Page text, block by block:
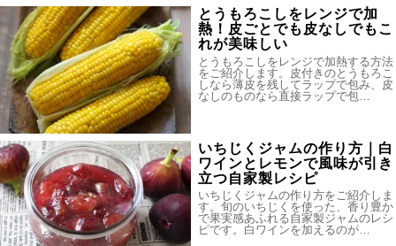
とうもろこしをレンジで加
熱！皮ごとでも皮なしでもこ
れが美味しい
とうもろこしをレンジで加熱する方法
をご紹介します。皮付きのとうもろこ
しなら薄皮を残してラップで包み、皮
なしのものなら直接ラップで包…
いちじくジャムの作り方｜白
ワインとレモンで風味が引き
立つ自家製レシピ
いちじくジャムの作り方をご紹介しま
す。旬のいちじくを使った、香り豊か
で果実感あふれる自家製ジャムのレシ
ピです。白ワインを加えるのが…